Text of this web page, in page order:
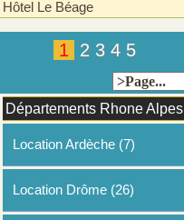
Hôtel Le Béage
1 2 3 4 5
Départements Rhone Alpes
Location Ardèche (7)
Location Drôme (26)